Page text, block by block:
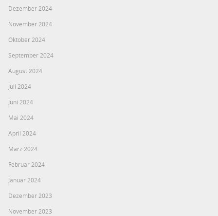
Dezember 2024
November 2024
Oktober 2024
September 2024
August 2024
Juli 2024
Juni 2024
Mai 2024
April 2024
März 2024
Februar 2024
Januar 2024
Dezember 2023
November 2023